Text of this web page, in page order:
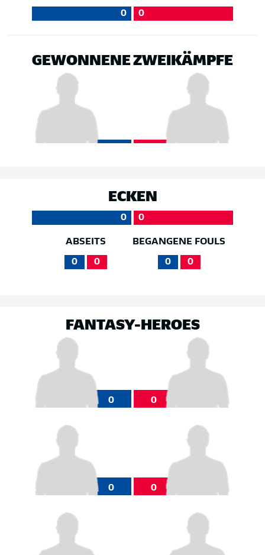
0 0
GEWONNENE ZWEIKÄMPFE
ECKEN
0 0
ABSEITS
0 0
BEGANGENE FOULS
0 0
FANTASY-HEROES
0 0
0 0